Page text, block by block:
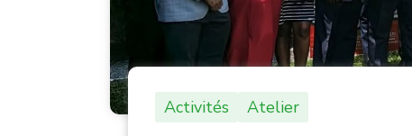
Activités Atelier